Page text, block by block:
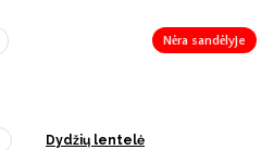
Nėra sandėlyje
Dydžių lentelė